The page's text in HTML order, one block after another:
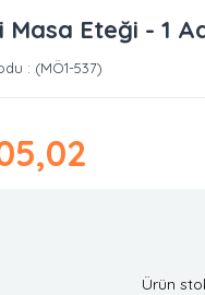
Masa Eteği - 1
(MÖ1-537)
Ürün